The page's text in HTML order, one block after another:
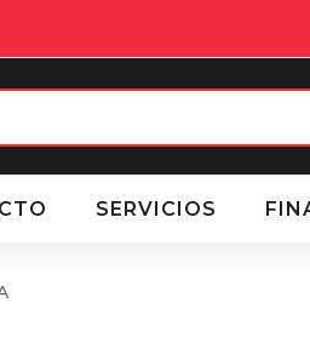
SERVICIOS